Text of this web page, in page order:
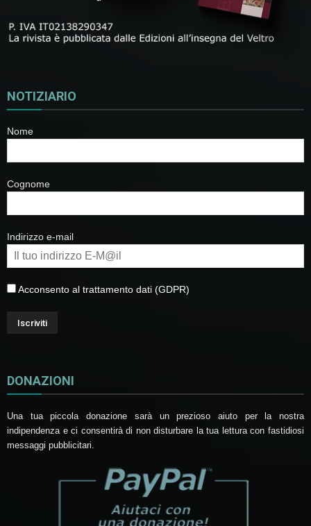
NOTIZIARIO
Nome
Cognome
Indirizzo e-mail
Acconsento al trattamento dati (GDPR)
DONAZIONI
Una tua piccola donazione sarà un prezioso aiuto per la nostra
indipendenza e ci consentirà di non disturbare la tua lettura con fastidiosi
messaggi pubblicitari.